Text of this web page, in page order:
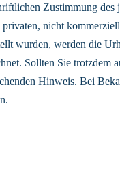
Zustimmung
nicht
wurden, werden die
Sollten Sie trotzdem
Hinweis. Bei